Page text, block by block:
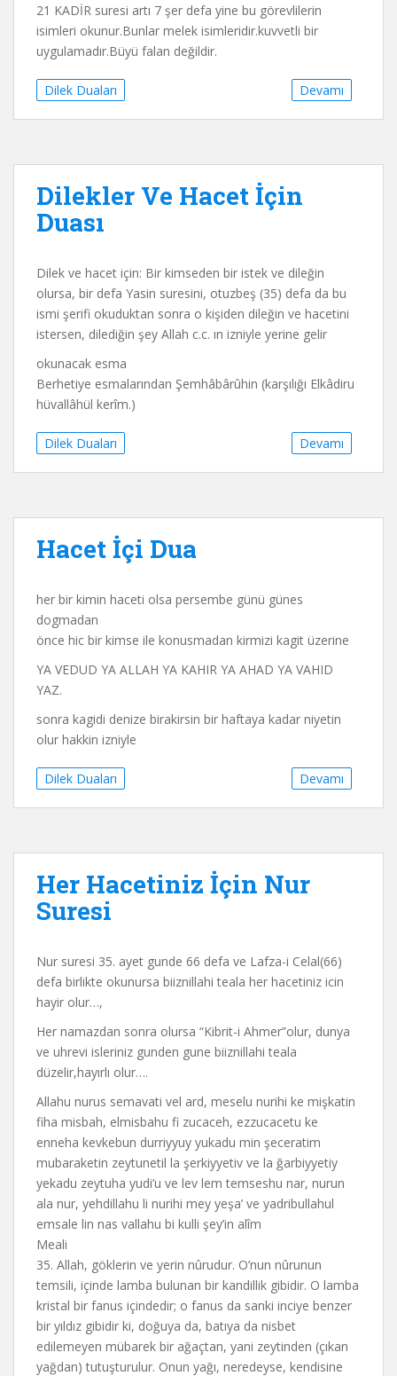
21 KADİR suresi artı 7 şer defa yine bu görevlilerin
isimleri okunur.Bunlar melek isimleridir.kuvvetli bir
uygulamadır.Büyü falan değildir.
Devamı
Dilek Duaları
Dilekler Ve Hacet İçin
Duası
Dilek ve hacet için: Bir kimseden bir istek ve dileğin
olursa, bir defa Yasin suresini, otuzbeş (35) defa da bu
ismi şerifi okuduktan sonra o kişiden dileğin ve hacetini
istersen, dilediğin şey Allah c.c. ın izniyle yerine gelir
okunacak esma
Berhetiye esmalarından Şemhâbârûhin (karşılığı Elkâdiru
hüvallâhül kerîm.)
Devamı
Dilek Duaları
Hacet İçi Dua
her bir kimin haceti olsa persembe günü günes
dogmadan
önce hic bir kimse ile konusmadan kirmizi kagit üzerine
YA VEDUD YA ALLAH YA KAHIR YA AHAD YA VAHID
YAZ.
sonra kagidi denize birakirsin bir haftaya kadar niyetin
olur hakkin izniyle
Devamı
Dilek Duaları
Her Hacetiniz İçin Nur
Suresi
Nur suresi 35. ayet gunde 66 defa ve Lafza-i Celal(66)
defa birlikte okunursa biiznillahi teala her hacetiniz icin
hayir olur…,
Her namazdan sonra olursa “Kibrit-i Ahmer”olur, dunya
ve uhrevi isleriniz gunden gune biiznillahi teala
düzelir,hayırlı olur….
Allahu nurus semavati vel ard, meselu nurihi ke mişkatin
fiha misbah, elmisbahu fi zucaceh, ezzucacetu ke
enneha kevkebun durriyyuy yukadu min şeceratim
mubaraketin zeytunetil la şerkiyyetiv ve la ğarbiyyetiy
yekadu zeytuha yudi’u ve lev lem temseshu nar, nurun
ala nur, yehdillahu li nurihi mey yeşa’ ve yadribullahul
emsale lin nas vallahu bi kulli şey’in alîm
Meali
35. Allah, göklerin ve yerin nûrudur. O’nun nûrunun
temsili, içinde lamba bulunan bir kandillik gibidir. O lamba
kristal bir fanus içindedir; o fanus da sanki inciye benzer
bir yıldız gibidir ki, doğuya da, batıya da nisbet
edilemeyen mübarek bir ağaçtan, yani zeytinden (çıkan
yağdan) tutuşturulur. Onun yağı, neredeyse, kendisine